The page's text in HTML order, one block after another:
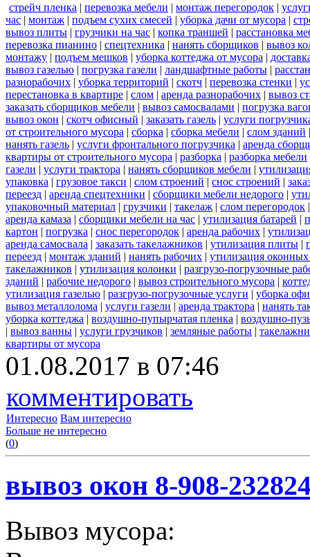
стрейч пленка | перевозка мебели | монтаж перегородок |
час | монтаж | подъем сухих смесей | уборка дачи от мусора |
вывоз плиты | грузчики на час | копка траншей | расстановка
перевозка пианино | спецтехника | нанять сборщиков | вывоз
монтажу | подъем мешков | уборка коттеджа от мусора |
вывоз газелью | погрузка газели | ландшафтные работы |
разнорабочих | уборка территорий | скотч | перевозка стенки |
перестановка в квартире | слом | аренда разнорабочих | вывоз
заказать сборщиков мебели | вывоз самосвалами | погрузка
вывоз окон | скотч офисный | заказать газель | услуги
от строительного мусора | сборка | сборка мебели | слом зданий
нанять газель | услуги фронтального погрузчика | аренда
квартиры от строительного мусора | разборка | разборка мебели
газели | услуги трактора | нанять сборщиков мебели |
упаковка | грузовое такси | слом строений | снос строений |
переезд | аренда спецтехники | сборщики мебели недорого |
упаковочный материал | грузчики | такелаж | слом перегородок
аренда камаза | сборщики мебели на час | утилизация батарей |
картон | погрузка | снос перегородок | аренда рабочих |
аренда самосвала | заказать такелажников | утилизация плиты |
переезд | монтаж зданий | нанять рабочих | утилизация
такелажников | утилизация колонки | разгрузо-погрузочные
зданий | рабочие недорого | вывоз строительного мусора |
утилизация газелью | разгрузо-погрузочные услуги | уборка
вывоз металлолома | услуги газели | аренда трактора | нанять
уборка коттеджа | воздушно-пупырчатая пленка | воздушно-
| вывоз ванны | услуги грузчиков | земляные работы |
квартиры от мусора
01.08.2017 в 07:46
комментировать
Интересно Вам интересно
Больше не интересно
(0)
вывоз окон 8-908-
Вывоз мусора: